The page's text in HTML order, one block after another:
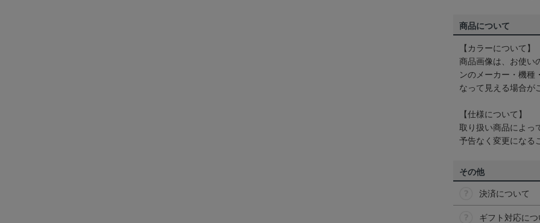
商品について
【カラーについて】
商品画像は、お使い
ンのメーカー・機種
なって見える場合が
【仕様について】
取り扱い商品によっ
予告なく変更になる
その他
決済について
ギフト対応に